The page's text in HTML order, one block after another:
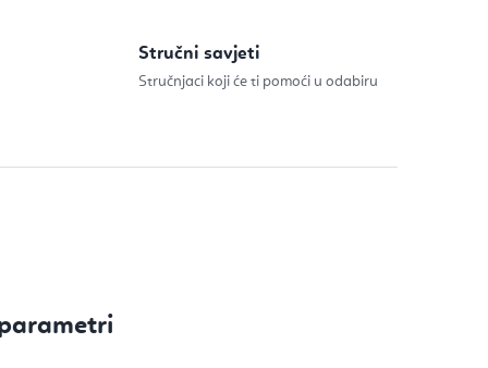
Stručni savjeti
Stručnjaci koji će ti pomoći u odabiru